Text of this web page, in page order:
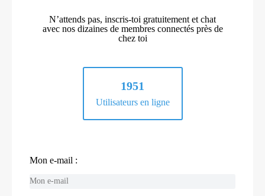
N’attends pas, inscris-toi gratuitement et chat
avec nos dizaines de membres connectés près de
chez toi
1951
Utilisateurs en ligne
Mon e-mail :